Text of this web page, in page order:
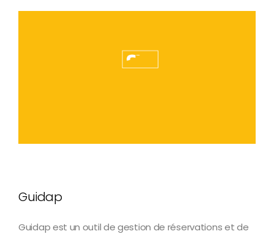
Guidap
Guidap est un outil de gestion de réservations et de